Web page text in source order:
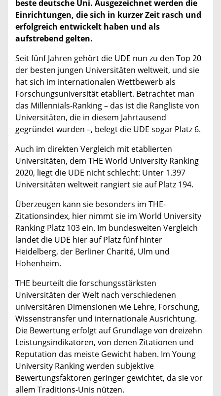
beste deutsche Uni. Ausgezeichnet werden die
Einrichtungen, die sich in kurzer Zeit rasch und
erfolgreich entwickelt haben und als
aufstrebend gelten.
Seit fünf Jahren gehört die UDE nun zu den Top 20
der besten jungen Universitäten weltweit, und sie
hat sich im internationalen Wettbewerb als
Forschungsuniversität etabliert. Betrachtet man
das Millennials-Ranking – das ist die Rangliste von
Universitäten, die in diesem Jahrtausend
gegründet wurden –, belegt die UDE sogar Platz 6.
Auch im direkten Vergleich mit etablierten
Universitäten, dem THE World University Ranking
2020, liegt die UDE nicht schlecht: Unter 1.397
Universitäten weltweit rangiert sie auf Platz 194.
Überzeugen kann sie besonders im THE-
Zitationsindex, hier nimmt sie im World University
Ranking Platz 103 ein. Im bundesweiten Vergleich
landet die UDE hier auf Platz fünf hinter
Heidelberg, der Berliner Charité, Ulm und
Hohenheim.
THE beurteilt die forschungsstärksten
Universitäten der Welt nach verschiedenen
universitären Dimensionen wie Lehre, Forschung,
Wissenstransfer und internationale Ausrichtung.
Die Bewertung erfolgt auf Grundlage von dreizehn
Leistungsindikatoren, von denen Zitationen und
Reputation das meiste Gewicht haben. Im Young
University Ranking werden subjektive
Bewertungsfaktoren geringer gewichtet, da sie vor
allem Traditions-Unis nützen.